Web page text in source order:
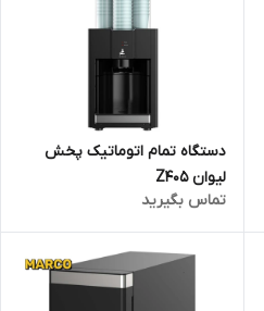
دستگاه تمام اتوماتیک پخش
لیوان Z405
تماس بگیرید